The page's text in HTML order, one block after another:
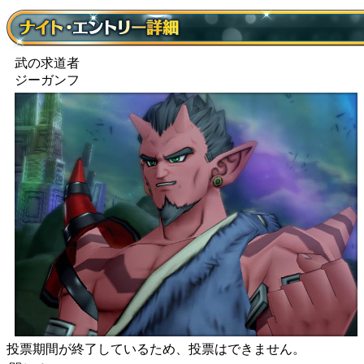
武の求道者
ジーガンフ
投票期間が終了しているため、投票はできません。